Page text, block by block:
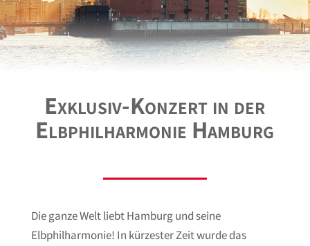
Exklusiv-Konzert in der
Elbphilharmonie Hamburg
Die ganze Welt liebt Hamburg und seine
Elbphilharmonie! In kürzester Zeit wurde das